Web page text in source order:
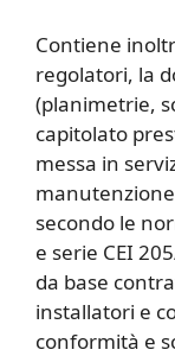
Contiene
regolatori, la
(planimetrie,
capitolato
messa in
secondo le
e serie CEI
da base
installatori e
conformità e